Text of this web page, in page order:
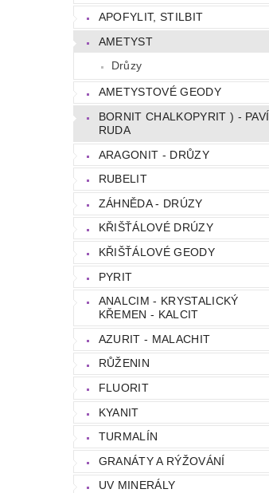
APOFYLIT, STILBIT
AMETYST
Drůzy
AMETYSTOVÉ GEODY
BORNIT CHALKOPYRIT ) - PAVÍ
RUDA
ARAGONIT - DRŮZY
RUBELIT
ZÁHNĚDA - DRÚZY
KŘIŠŤÁLOVÉ DRÚZY
KŘIŠŤÁLOVÉ GEODY
PYRIT
ANALCIM - KRYSTALICKÝ
KŘEMEN - KALCIT
AZURIT - MALACHIT
RŮŽENIN
FLUORIT
KYANIT
TURMALÍN
GRANÁTY A RÝŽOVÁNÍ
UV MINERÁLY